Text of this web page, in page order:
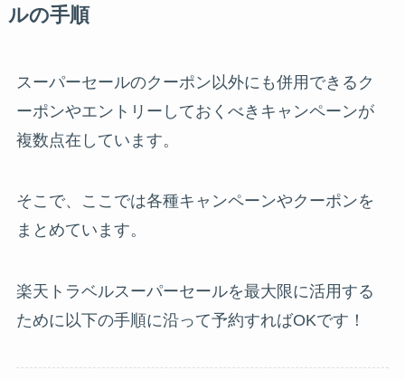
ルの手順
スーパーセールのクーポン以外にも併用できるク
ーポンやエントリーしておくべきキャンペーンが
複数点在しています。
そこで、ここでは各種キャンペーンやクーポンを
まとめています。
楽天トラベルスーパーセールを最大限に活用する
ために以下の手順に沿って予約すればOKです！